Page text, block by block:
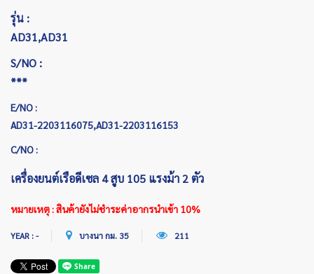
รุ่น :
AD31,AD31
S/NO :
***
E/NO :
AD31-2203116075,AD31-2203116153
C/NO :
เครื่องยนต์เรือดีเซล 4 สูบ 105 แรงม้า 2 ตัว
หมายเหตุ : สินค้ายังไม่ชำระค่าอากรนำเข้า 10%
YEAR : - บางนา กม. 35 211